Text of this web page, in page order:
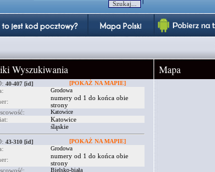
Wyszukiwania
40-407 [id] [POKAŻ NA MAPIE]
Grodowa
numery od 1 do końca obie
strony
Katowice
Katowice
śląskie
43-310 [id] [POKAŻ NA MAPIE]
Grodowa
numery od 1 do końca obie
strony
Bielsko-biała
Mapa